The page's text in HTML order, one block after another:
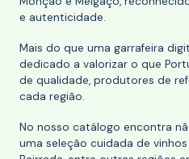
e autenticidade.
Mais do que uma garrafeira
dedicado a valorizar o que
de qualidade, produtores de
cada região.
No nosso catálogo encontra
uma seleção cuidada de